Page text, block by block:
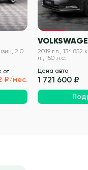
2.0
от
₽/мес.
2019 г.в., 134 852
л., 150 л.с.
Цена авто
1 721 600 ₽